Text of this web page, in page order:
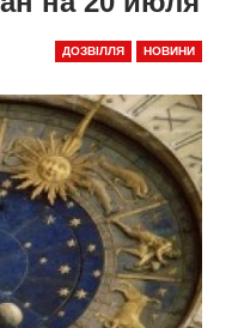
ДОЗВІЛЛЯ НОВИНИ